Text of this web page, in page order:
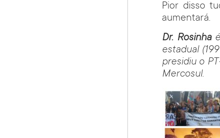
Pior disso
aumentará.
Dr. Rosinha
estadual
presidiu o
Mercosul.